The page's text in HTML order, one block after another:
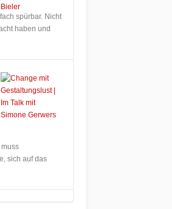
spürbar. Nicht
haben und
sich auf das